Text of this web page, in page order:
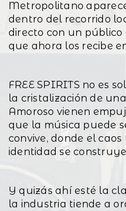
Metropolitano
dentro del recorrido
directo con un público
que ahora los recibe
FREE SPIRITS no es
la cristalización de
Amoroso vienen
que la música puede
convive, donde el
identidad se
Y quizás ahí esté la
la industria tiende a